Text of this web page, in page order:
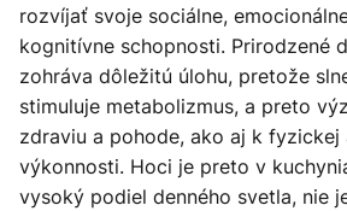
rozvíjať svoje sociálne,
kognitívne schopnosti. Prirodzené
zohráva dôležitú úlohu, pretože
stimuluje metabolizmus, a preto
zdraviu a pohode, ako aj k fyzickej
výkonnosti. Hoci je preto v
vysoký podiel denného svetla, nie